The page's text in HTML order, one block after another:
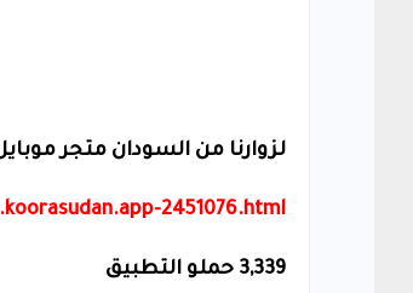
لزوارنا من السودان متجر
2451076.html
3,339 حملو التطبيق